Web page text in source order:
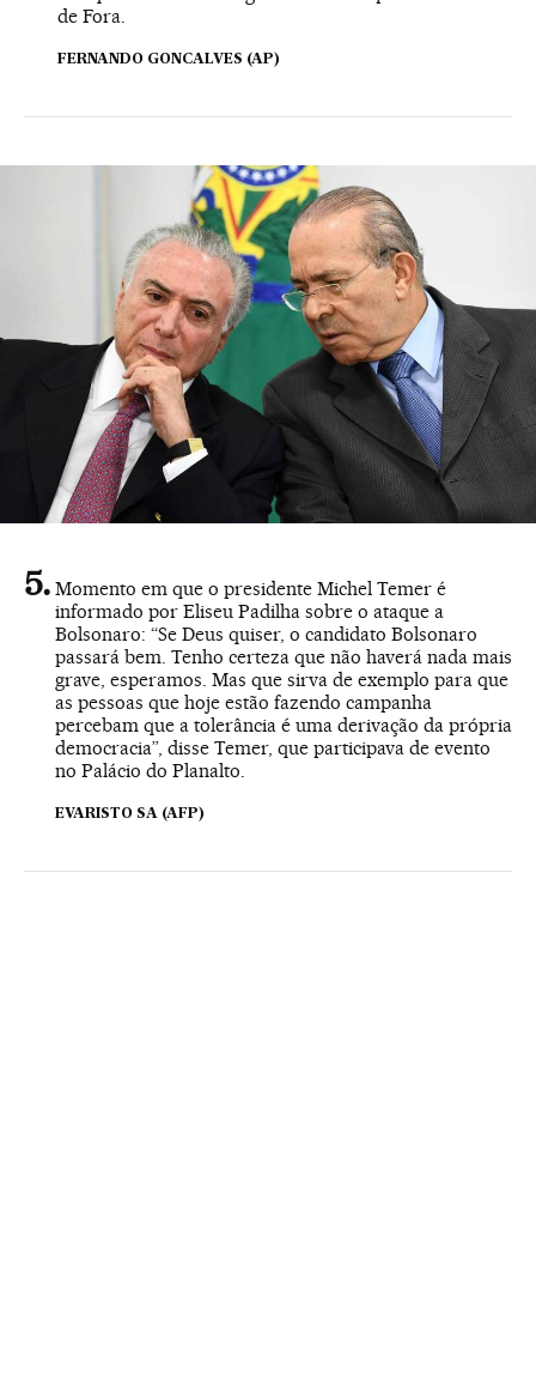
de Fora.
FERNANDO GONCALVES (AP)
Momento em que o presidente Michel Temer é
informado por Eliseu Padilha sobre o ataque a
Bolsonaro: “Se Deus quiser, o candidato Bolsonaro
passará bem. Tenho certeza que não haverá nada mais
grave, esperamos. Mas que sirva de exemplo para que
as pessoas que hoje estão fazendo campanha
percebam que a tolerância é uma derivação da própria
democracia”, disse Temer, que participava de evento
no Palácio do Planalto.
EVARISTO SA (AFP)